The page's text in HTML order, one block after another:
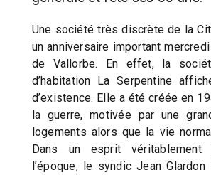
Une société très discrète de la
un anniversaire important
de Vallorbe. En effet, la
d’habitation La Serpentine
d’existence. Elle a été créée en
la guerre, motivée par une
logements alors que la vie
Dans un esprit véritablement
l’époque, le syndic Jean Glardon